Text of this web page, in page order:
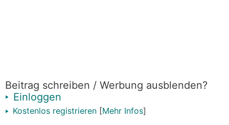
Beitrag schreiben / Werbung ausblenden?
Einloggen
Kostenlos registrieren [Mehr Infos]